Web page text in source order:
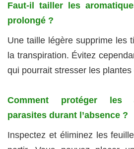
Faut-il tailler les
prolongé ?
Une taille légère supprime les
la transpiration. Évitez
qui pourrait stresser les
Comment protéger les
parasites durant l’absence ?
Inspectez et éliminez les